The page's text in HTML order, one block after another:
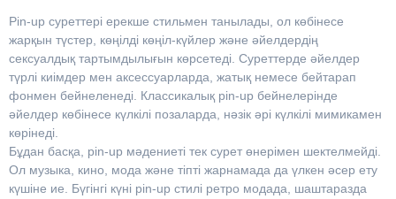
Pin-up суреттері ерекше стильмен танылады, ол көбінесе
жарқын түстер, көңілді көңіл-күйлер және әйелдердің
сексуалдық тартымдылығын көрсетеді. Суреттерде әйелдер
түрлі киімдер мен аксессуарларда, жатық немесе бейтарап
фонмен бейнеленеді. Классикалық pin-up бейнелерінде
әйелдер көбінесе күлкілі позаларда, нәзік әрі күлкілі мимикамен
көрінеді.
Бұдан басқа, pin-up мәдениеті тек сурет өнерімен шектелмейді.
Ол музыка, кино, мода және тіпті жарнамада да үлкен әсер ету
күшіне ие. Бүгінгі күні pin-up стилі ретро модада, шаштаразда